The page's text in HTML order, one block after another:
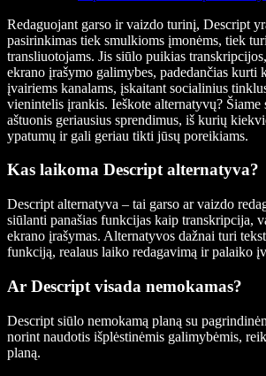
Redaguojant garso ir vaizdo turinį, Descript
pasirinkimas tiek smulkioms įmonėms, tiek
transliuotojams. Jis siūlo puikias
ekrano įrašymo galimybes, padedančias kurti
įvairiems kanalams, įskaitant socialinius
vienintelis įrankis. Ieškote alternatyvų? Šiame
aštuonis geriausius sprendimus, iš kurių
ypatumų ir gali geriau tikti jūsų poreikiams.
Kas laikoma Descript alternatyva?
Descript alternatyva – tai garso ar vaizdo
siūlanti panašias funkcijas kaip transkripcija,
ekrano įrašymas. Alternatyvos dažnai turi
funkciją, realaus laiko redagavimą ir palaiko
Ar Descript visada nemokamas?
Descript siūlo nemokamą planą su
norint naudotis išplėstinėmis galimybėmis,
planą.